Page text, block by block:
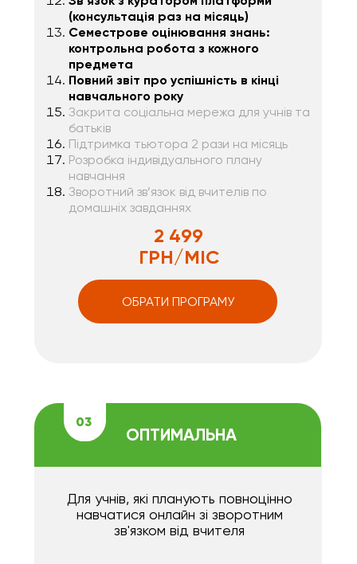
ОПТИМАЛЬНА
Для учнів, які планують повноцінно
навчатися онлайн зі зворотним
зв'язком від вчителя
03
2 499
ГРН/МІС
(консультація раз на місяць)
Семестрове оцінювання знань:
контрольна робота з кожного
предмета
Повний звіт про успішність в кінці
навчального року
Закрита соціальна мережа для учнів та
батьків
Підтримка тьютора 2 рази на місяць
Розробка індивідуального плану
навчання
Зворотний зв’язок від вчителів по
домашніх завданнях
ОБРАТИ ПРОГРАМУ